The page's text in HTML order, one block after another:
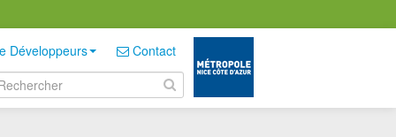
Développeurs Contact